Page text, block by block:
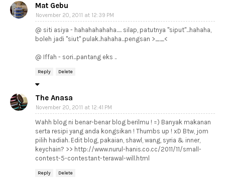
Mat Gebu
November 20, 2011 at 12:39 PM
@ siti asiya - hahahahahaha..... silap, patutnya "siput"...hahaha,
boleh jadi "siut" pulak..hahaha...pengsan >__<
@ Iffah - sori...pantang eks ..
Reply Delete
The Anasa
November 20, 2011 at 12:41 PM
Wahh blog ni benar-benar blog berilmu ! =) Banyak makanan
serta resipi yang anda kongsikan ! Thumbs up ! xD Btw, jom
pilih hadiah. Edit blog, pakaian, shawl, wang, syria & inner,
keychain? >> http://www.nurul-hanis.co.cc/2011/11/small-
contest-5-contestant-terawal-will.html
Reply Delete